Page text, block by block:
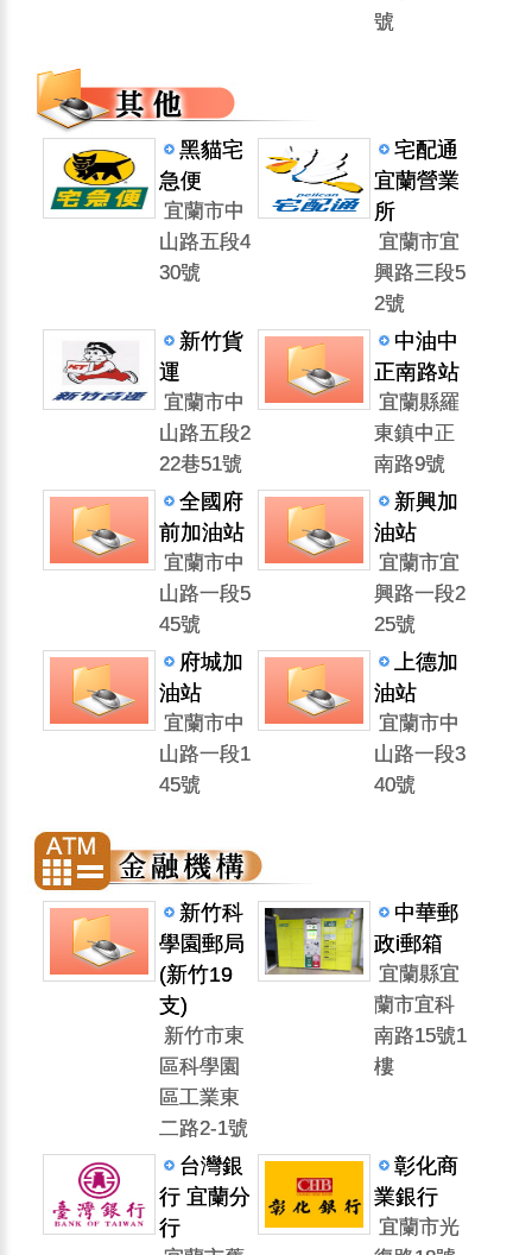
號
黑貓宅
急便
宜蘭市中
山路五段4
30號
宅配通
宜蘭營業
所
宜蘭市宜
興路三段5
2號
新竹貨
運
宜蘭市中
山路五段2
22巷51號
中油中
正南路站
宜蘭縣羅
東鎮中正
南路9號
全國府
前加油站
宜蘭市中
山路一段5
45號
新興加
油站
宜蘭市宜
興路一段2
25號
府城加
油站
宜蘭市中
山路一段1
45號
上德加
油站
宜蘭市中
山路一段3
40號
新竹科
學園郵局
(新竹19
支)
新竹市東
區科學園
區工業東
二路2-1號
中華郵
政i郵箱
宜蘭縣宜
蘭市宜科
南路15號1
樓
台灣銀
行 宜蘭分
行
彰化商
業銀行
宜蘭市光